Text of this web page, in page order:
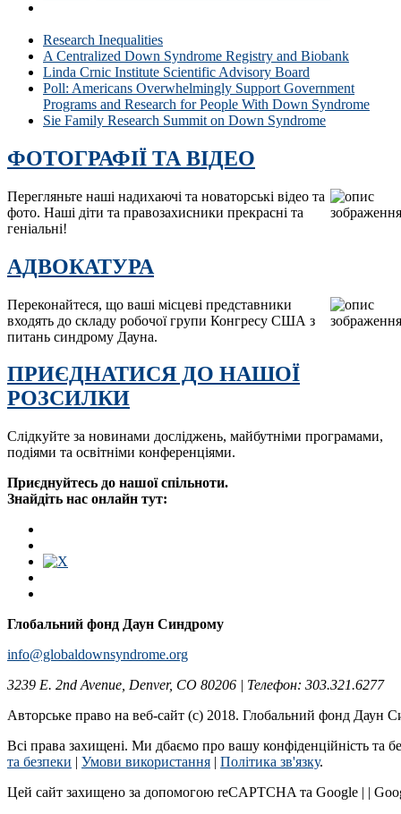
Research Inequalities
A Centralized Down Syndrome Registry and Biobank
Linda Crnic Institute Scientific Advisory Board
Poll: Americans Overwhelmingly Support Government
Programs and Research for People With Down Syndrome
Sie Family Research Summit on Down Syndrome
ФОТОГРАФІЇ ТА ВІДЕО
Перегляньте наші надихаючі та новаторські відео та
фото. Наші діти та правозахисники прекрасні та
геніальні!
АДВОКАТУРА
Переконайтеся, що ваші місцеві представники
входять до складу робочої групи Конгресу США з
питань синдрому Дауна.
ПРИЄДНАТИСЯ ДО НАШОЇ
РОЗСИЛКИ
Слідкуйте за новинами досліджень, майбутніми програмами,
подіями та освітніми конференціями.
Приєднуйтесь до нашої спільноти.
Знайдіть нас онлайн тут:
Глобальний фонд Даун Синдрому
info@globaldownsyndrome.org
3239 E. 2nd Avenue, Denver, CO 80206 | Телефон: 303.321.6277
Авторське право на веб-сайт (c) 2018. Глобальний фонд Даун
Всі права захищені. Ми дбаємо про вашу конфіденційність та
та безпеки | Умови використання | Політика зв'язку.
Цей сайт захищено за допомогою reCAPTCHA та Google | |